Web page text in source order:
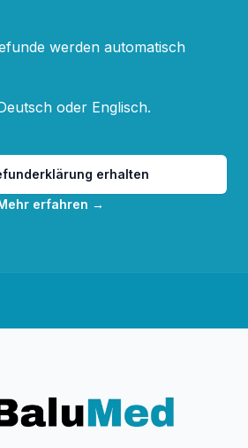
werden automatisch
oder Englisch.
erhalten
erfahren →